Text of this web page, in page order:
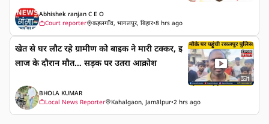
है? ये जनता का पैसा है.. जनता के टैक्स का पैसा है,
जिसे यहां के मुख्यमंत्री अपनी और नरेंद्र मोदी की फोटो
चमकाने के लिए बर्बाद कर रहे हैं। : कांग्रेस अध्यक्ष श्री
@kharge 📍 हल्द्वानी, उत्तराखंड
Abhishek ranjan C E O
Court reporter
कहलगाँव, भागलपुर, बिहार•8 hrs ago
खेत से घर लौट रहे ग्रामीण को बाइक ने मारी टक्कर, इ
लाज के दौरान मौत… सड़क पर उतरा आक्रोश
1
BHOLA KUMAR
Local News Reporter
Kahalgaon, Jamālpur•2 hrs ago